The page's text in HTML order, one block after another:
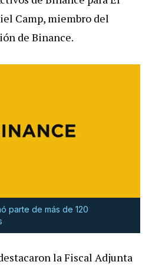
Camp, miembro del
de Binance.
parte de más de 120
la Fiscal Adjunta